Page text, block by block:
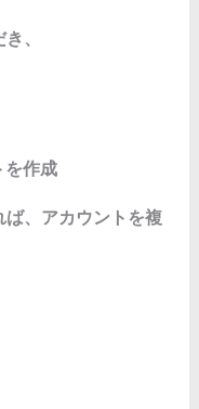
、
を作成
ば、アカウントを複